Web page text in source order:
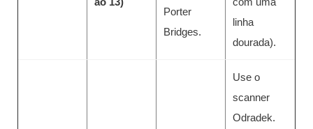
Porter
Bridges.
linha
dourada).
Use o
scanner
Odradek.